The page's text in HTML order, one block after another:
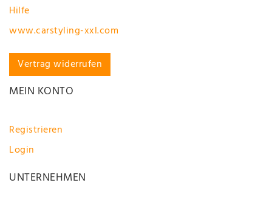
Hilfe
www.carstyling-xxl.com
Vertrag widerrufen
MEIN KONTO
Registrieren
Login
UNTERNEHMEN